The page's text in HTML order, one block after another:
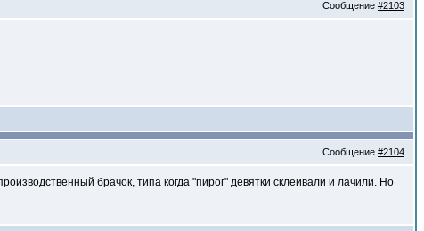
Сообщение #2103
Сообщение #2104
брачок, типа когда "пирог" девятки склеивали и лачили. Но